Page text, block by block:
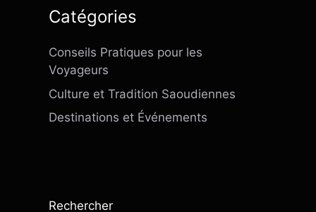
Catégories
Conseils Pratiques pour les
Voyageurs
Culture et Tradition Saoudiennes
Destinations et Événements
Rechercher